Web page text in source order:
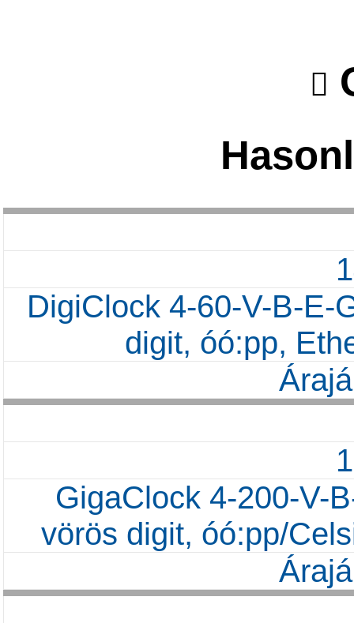
DigiClock 4-60-V-B-E-
digit, óó:pp,
GigaClock 4-200-V-
vörös digit, óó:pp/